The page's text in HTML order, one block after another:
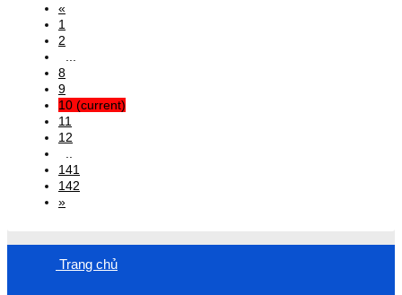
«
1
2
...
8
9
10 (current)
11
12
..
141
142
»
Trang chủ